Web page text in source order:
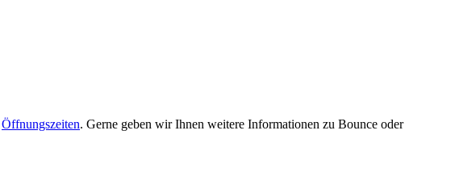
Öffnungszeiten. Gerne geben wir Ihnen weitere Informationen zu Bounce oder